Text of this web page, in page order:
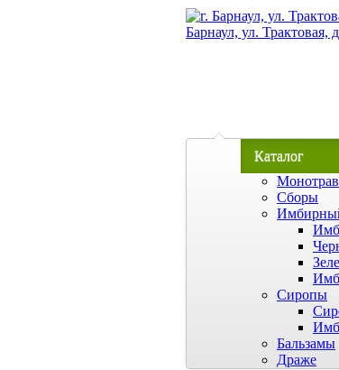
Барнаул, ул. Трактовая,
Каталог
Сборы
Сиропы
Бальзамы
Драже